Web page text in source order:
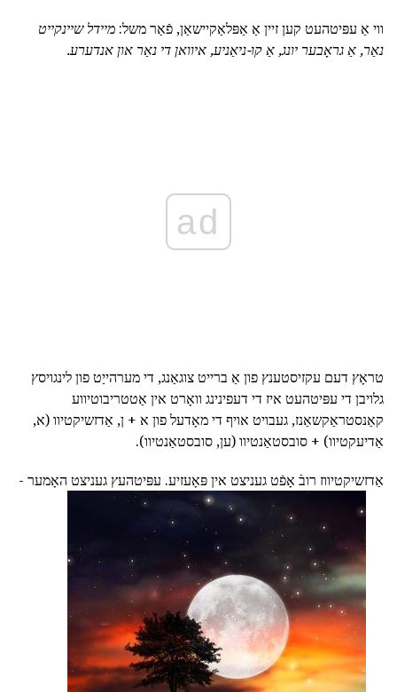
ווי אַ עפּיטהעט קען זיין אַ אַפּלאַקיישאַן, פֿאַר משל: מיידל שיינקייט
נאַר, אַ גראָבער יונג, אַ קו-ניאַניע, איוואן די נאַר און אנדערע.
ad
טראָץ דעם עקזיסטענץ פון אַ ברייט צוגאַנג, די מערהייַט פון לינגויסץ
גלויבן די עפּיטהעט איז די דעפינינג וואָרט אין אַטטריבוטיווע
קאַנסטראַקשאַנז, געבויט אויף די מאָדעל פון א + ן, אַדזשיקטיוו (א,
אַדיעקטיוו) + סובסטאַנטיוו (ען, סובסטאַנטיוו).
אַדזשיקטיווז רובֿ אָפֿט געניצט אין פּאָעזיע. עפּיטהעץ געניצט האָמער -